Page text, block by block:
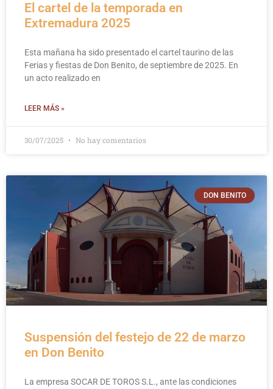
El cartel de la temporada en
Extremadura 2025
Esta mañana ha sido presentado el cartel taurino de las
Ferias y fiestas de Don Benito, de septiembre de 2025. En
un acto realizado en
LEER MÁS »
30/07/2025 No hay comentarios
DON BENITO
Suspensión del festejo de 22 de marzo
en Don Benito
La empresa SOCAR DE TOROS S.L., ante las condiciones